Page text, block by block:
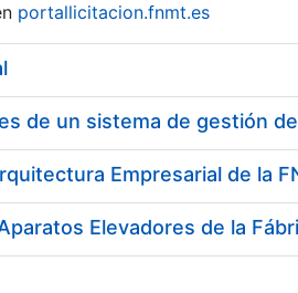
portallicitacion.fnmt.es
Empresarial de la